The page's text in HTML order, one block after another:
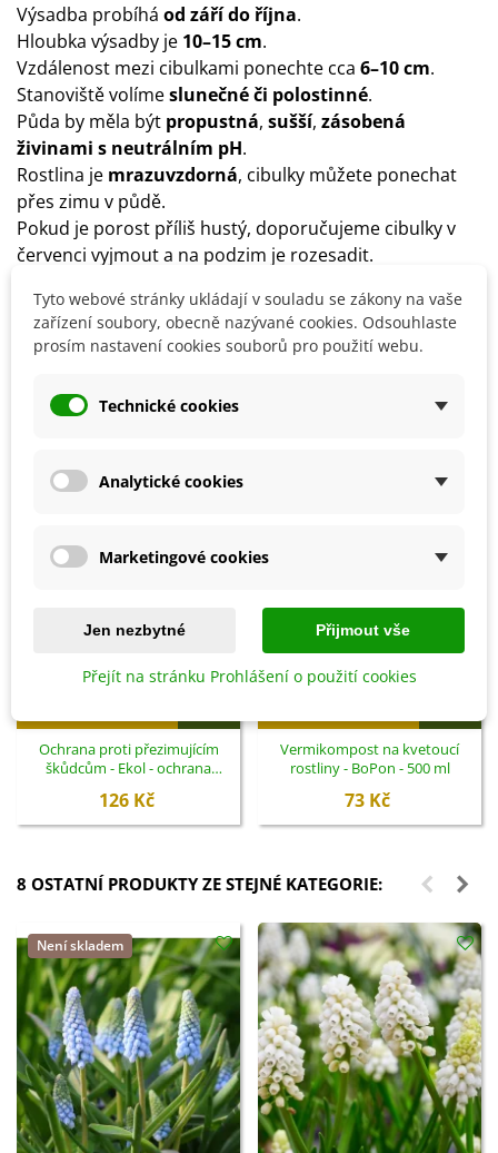
Výsadba probíhá od září do října.
Hloubka výsadby je 10–15 cm.
Vzdálenost mezi cibulkami ponechte cca 6–10 cm.
Stanoviště volímeslunečné či polostinné.
Půda by měla být propustná, sušší, zásobená
živinami s neutrálním pH.
Rostlina je mrazuvzdorná, cibulky můžete ponechat
přes zimu v půdě.
Pokud je porost příliš hustý, doporučujeme cibulky v
červenci vyjmout a na podzim je rozesadit.
Detaily produktu
SOUVISEJÍCÍ PRODUKTY
Ochrana proti přezimujícím
škůdcům - Ekol - ochrana
126 Kč
Vermikompost na kvetoucí
rostliny - BoPon - 500 ml
73 Kč
8 OSTATNÍ PRODUKTY ZE STEJNÉ KATEGORIE:
Není skladem
Tyto webové stránky ukládají v souladu se zákony na vaše
zařízení soubory, obecně nazývané cookies. Odsouhlaste
prosím nastavení cookies souborů pro použití webu.
Technické cookies
Analytické cookies
Marketingové cookies
Jen nezbytné Přijmout vše
Přejít na stránku Prohlášení o použití cookies